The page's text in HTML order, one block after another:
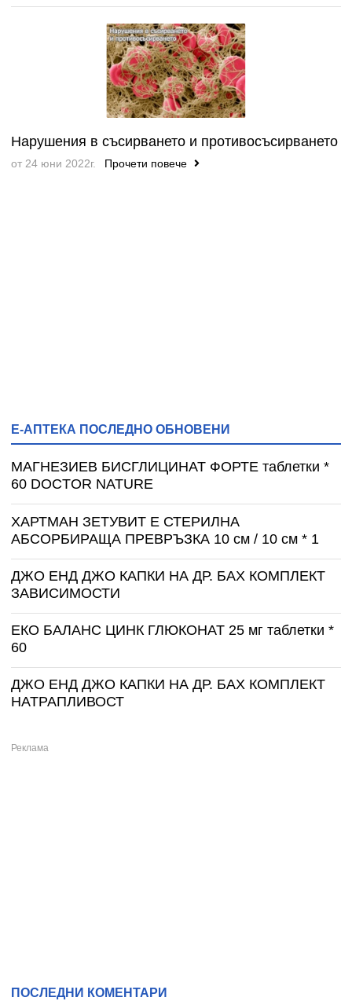
Нарушения в съсирването и противосъсирването
от 24 юни 2022г. Прочети повече
Е-АПТЕКА ПОСЛЕДНО ОБНОВЕНИ
МАГНЕЗИЕВ БИСГЛИЦИНАТ ФОРТЕ таблетки *
60 DOCTOR NATURE
ХАРТМАН ЗЕТУВИТ Е СТЕРИЛНА
АБСОРБИРАЩА ПРЕВРЪЗКА 10 см / 10 см * 1
ДЖО ЕНД ДЖО КАПКИ НА ДР. БАХ КОМПЛЕКТ
ЗАВИСИМОСТИ
ЕКО БАЛАНС ЦИНК ГЛЮКОНАТ 25 мг таблетки *
60
ДЖО ЕНД ДЖО КАПКИ НА ДР. БАХ КОМПЛЕКТ
НАТРАПЛИВОСТ
ПОСЛЕДНИ КОМЕНТАРИ